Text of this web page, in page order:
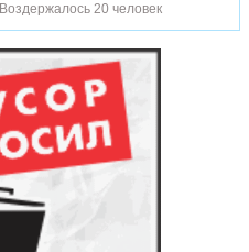
Воздержалось 20 человек